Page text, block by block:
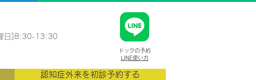
日]8:30-13:30
​ドックの予約
​LINE使い方
認知症外来を初診予約する